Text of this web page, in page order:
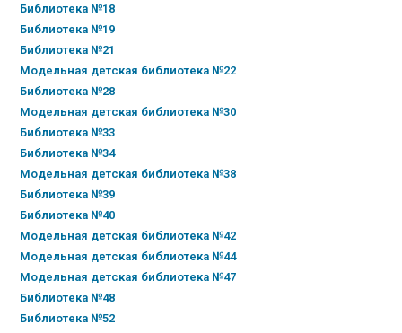
Библиотека №18
Библиотека №19
Библиотека №21
Модельная детская библиотека №22
Библиотека №28
Модельная детская библиотека №30
Библиотека №33
Библиотека №34
Модельная детская библиотека №38
Библиотека №39
Библиотека №40
Модельная детская библиотека №42
Модельная детская библиотека №44
Модельная детская библиотека №47
Библиотека №48
Библиотека №52